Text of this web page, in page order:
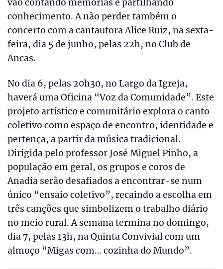
vão contando memórias e partilhando
conhecimento. A não perder também o
concerto com a cantautora Alice Ruiz, na sexta-
feira, dia 5 de junho, pelas 22h, no Club de
Ancas.
No dia 6, pelas 20h30, no Largo da Igreja,
haverá uma Oficina “Voz da Comunidade”. Este
projeto artístico e comunitário explora o canto
coletivo como espaço de encontro, identidade e
pertença, a partir da música tradicional.
Dirigida pelo professor José Miguel Pinho, a
população em geral, os grupos e coros de
Anadia serão desafiados a encontrar-se num
único “ensaio coletivo”, recaindo a escolha em
três canções que simbolizem o trabalho diário
no meio rural. A semana termina no domingo,
dia 7, pelas 13h, na Quinta Convivial com um
almoço “Migas com… cozinha do Mundo”.